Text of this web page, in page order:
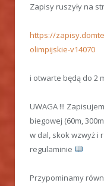
Zapisy ruszyły na
https://
olimpijskie-v14070
i otwarte będą do 2
UWAGA !!!
biegowej (60m,
w dal, skok wzwyż i
regulaminie
Przypominamy